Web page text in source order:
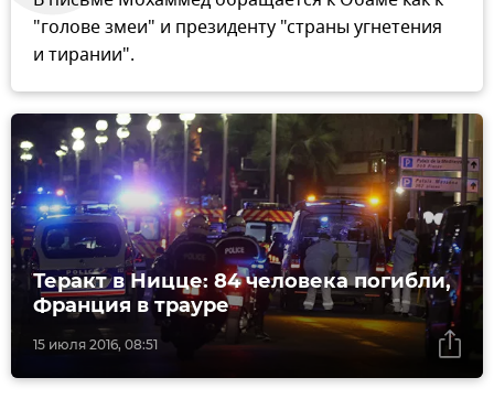
"голове змеи" и президенту "страны угнетения
и тирании".
15 июля 2016, 08:51
Теракт в Ницце: 84 человека погибли,
Франция в трауре